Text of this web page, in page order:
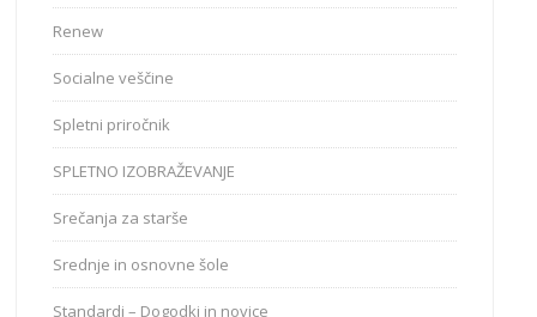
Renew
Socialne veščine
Spletni priročnik
SPLETNO IZOBRAŽEVANJE
Srečanja za starše
Srednje in osnovne šole
Standardi – Dogodki in novice